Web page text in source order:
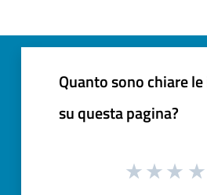
Quanto sono chiare
su questa pagina?